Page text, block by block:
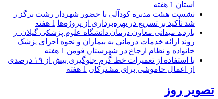
استان 1 هفته
نشست هیئت مدیره کودآلی با حضور شهردار رشت برگزار
شد تأکید بر تسریع در بهره‌برداری از پروژه‌ها 1 هفته
بازدید میدانی معاون درمان دانشگاه علوم پزشکی گیلان از
روند ارائه خدمات درمانی به بیماران و نحوه اجرای پزشک
خانواده و نظام ارجاع در شهرستان فومن 1 هفته
با استفاده از تعمیرات خط گرم جلوگیری بیش از ۱۹ درصدی
از اعمال خاموشی برای مشتركان 1 هفته
تصویر روز